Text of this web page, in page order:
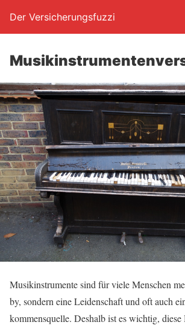
Der Versicherungsfuzzi
Musik­in­stru­men­te sind für vie­le Men­schen
by, son­dern eine Lei­den­schaft und oft auch
kom­mens­quel­le. Des­halb ist es wich­tig, die­se